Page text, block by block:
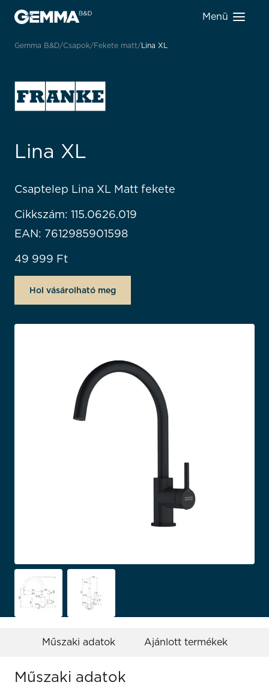
Menü
Gemma B&D Csapok Fekete matt Lina XL
Lina XL
Csaptelep Lina XL Matt fekete
Cikkszám: 115.0626.019
EAN: 7612985901598
49 999 Ft
Hol vásárolható meg
Műszaki adatok Ajánlott termékek
Műszaki adatok